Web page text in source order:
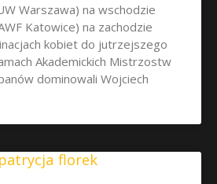
Warszawa) na wschodzie
Katowice) na zachodzie
kobiet do jutrzejszego
Akademickich Mistrzostw
dominowali Wojciech